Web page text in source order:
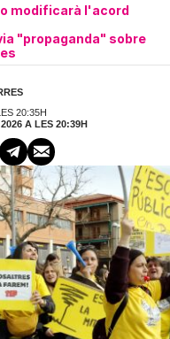
modificarà l'acord
"propaganda" sobre
20:35H
A LES 20:39H